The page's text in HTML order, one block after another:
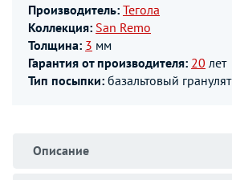
Производитель: Тегола
Коллекция: San Remo
Толщина: 3 мм
Гарантия от производителя: 20 лет
Тип посыпки: базальтовый гранулят
Описание